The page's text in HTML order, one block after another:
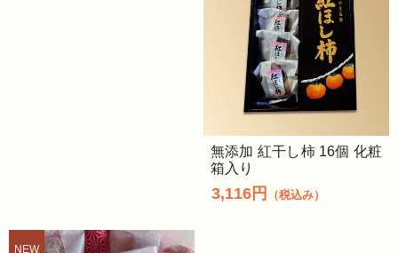
無添加 紅干し柿 16個 化粧
箱入り
3,116円 （税込み）